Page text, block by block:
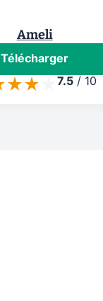
Ameli
Télécharger
7.5 / 10